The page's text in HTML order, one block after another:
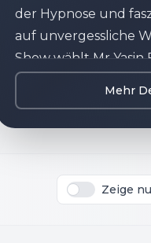
der Hypnose und
auf unvergessliche
Show wählt Mr Yasin
dem Publikum aus
Hypnose
Lachen. Mr Yasin
Mehr
Zeige